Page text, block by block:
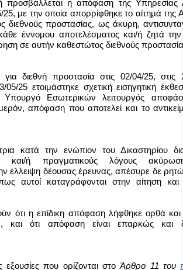
η απόφαση της Υπηρεσίας
με την οποία απορρίφθηκε το αίτημά της
προστασίας, ως άκυρη,
έννομου αποτελέσματος και/ή ζητά
σε αυτήν καθεστώτος διεθνούς
για διεθνή προστασίαστις 02/04/25, στις
05/25 ετοιμάστηκε σχετική εισηγητική
Υπουργό Εσωτερικών λειτουργός
απόφαση που αποτελεί και το
κατά την ενώπιον του Δικαστηρίου
και/ή πραγματικούς λόγους
έλλειψη δέουσας έρευνας, απέσυρε δε
αυτοί καταγράφονται στην αίτηση
ότι η επίδικη απόφαση λήφθηκε ορθά και
και ότι απόφαση είναι επαρκώς και
εξουσίες που ορίζονται στοΆρθρο 11 του